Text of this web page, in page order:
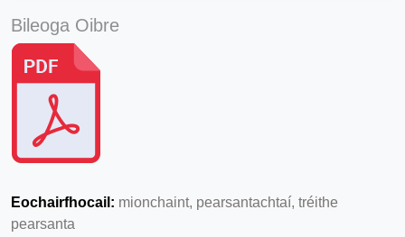
Bileoga Oibre
Eochairfhocail: mionchaint, pearsantachtaí, tréithe
pearsanta